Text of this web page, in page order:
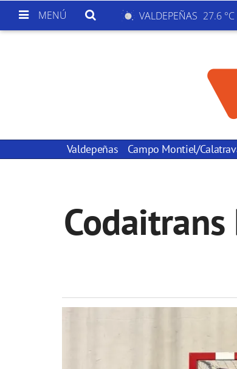
MENÚ VALDEPEÑAS 27.6 °C
Valdepeñas Campo Montiel/